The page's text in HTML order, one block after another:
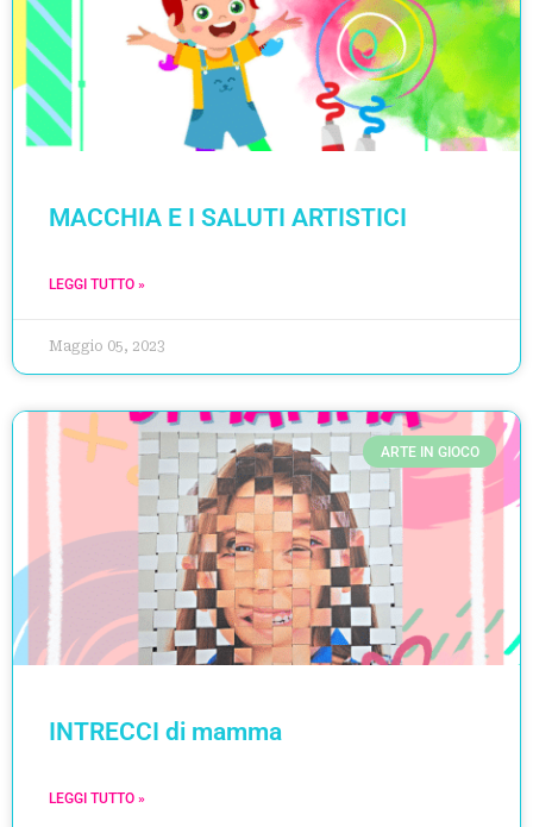
MACCHIA E I SALUTI ARTISTICI
LEGGI TUTTO »
Maggio 05, 2023
ARTE IN GIOCO
INTRECCI di mamma
LEGGI TUTTO »